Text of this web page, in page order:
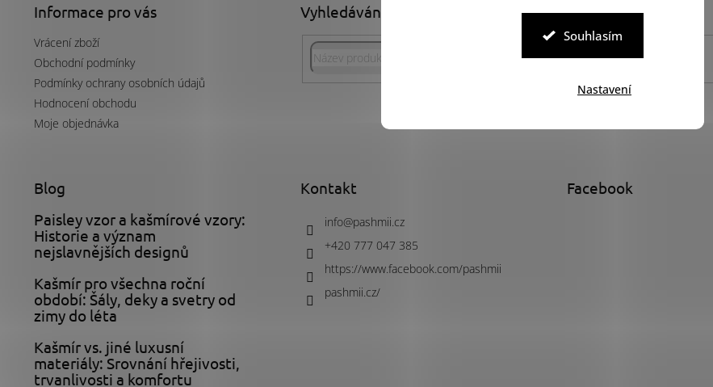
Souhlasím
Nastavení
Informace pro vás
Vrácení zboží
Obchodní podmínky
Podmínky ochrany osobních údajů
Hodnocení obchodu
Moje objednávka
Vyhledávání
Blog
Paisley vzor a kašmírové vzory:
Historie a význam
nejslavnějších designů
Kašmír pro všechna roční
období: Šály, deky a svetry od
zimy do léta
Kašmír vs. jiné luxusní
materiály: Srovnání hřejivosti,
trvanlivosti a komfortu
Kontakt
info@pashmii.cz
+420 777 047 385
https://www.facebook.com/pashmii
pashmii.cz/
Facebook